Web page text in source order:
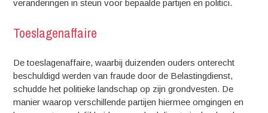
veranderingen in steun voor bepaalde partijen en politici.
Toeslagenaffaire
De toeslagenaffaire, waarbij duizenden ouders onterecht
beschuldigd werden van fraude door de Belastingdienst,
schudde het politieke landschap op zijn grondvesten. De
manier waarop verschillende partijen hiermee omgingen en